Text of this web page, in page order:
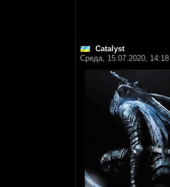
Catalyst
Среда, 15.07.2020,